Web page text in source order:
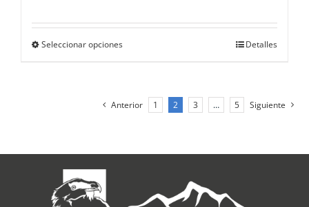
Seleccionar opciones
variantes.
pueden
Detalles
Anterior 1 2 3 … 5 Siguiente